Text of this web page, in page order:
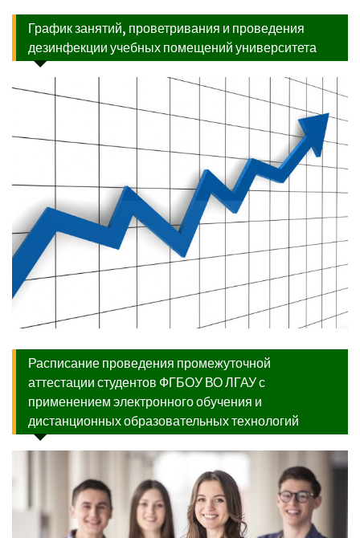
График занятий, проветривания и проведения
дезинфекции учебных помещений университета
Расписание проведения промежуточной
аттестации студентов ФГБОУ ВО ЛГАУ с
применением электронного обучения и
дистанционных образовательных технологий